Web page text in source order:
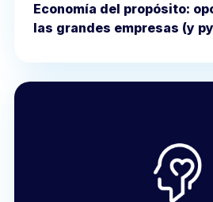
Economía del propósito:
las grandes empresas (y